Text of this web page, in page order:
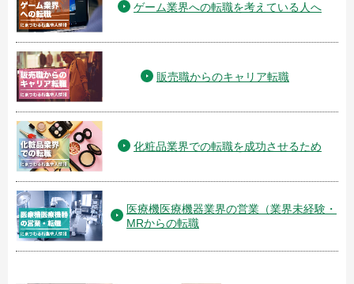
ゲーム業界への転職を考えている人へ
販売職からのキャリア転職
化粧品業界での転職を成功させるため
医療機医療機器業界の営業（業界未経験・
MRからの転職